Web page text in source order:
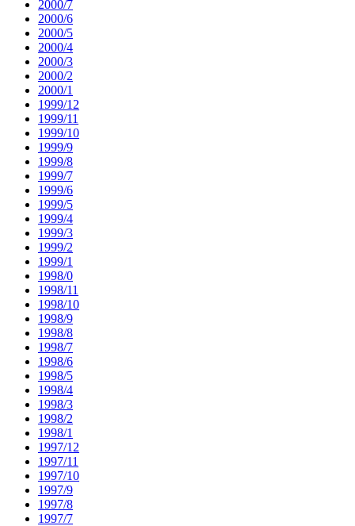
2000/7
2000/6
2000/5
2000/4
2000/3
2000/2
2000/1
1999/12
1999/11
1999/10
1999/9
1999/8
1999/7
1999/6
1999/5
1999/4
1999/3
1999/2
1999/1
1998/0
1998/11
1998/10
1998/9
1998/8
1998/7
1998/6
1998/5
1998/4
1998/3
1998/2
1998/1
1997/12
1997/11
1997/10
1997/9
1997/8
1997/7